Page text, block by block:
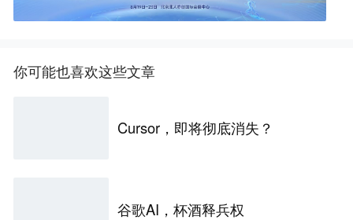
你可能也喜欢这些文章
Cursor，即将彻底消失？
谷歌AI，杯酒释兵权